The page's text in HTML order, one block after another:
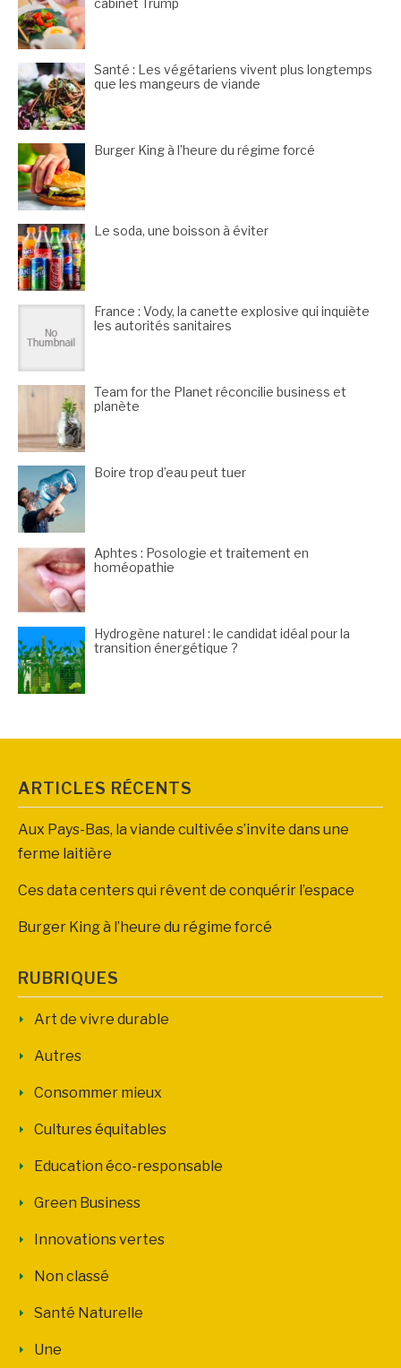
cabinet Trump
Santé : Les végétariens vivent plus longtemps
que les mangeurs de viande
Burger King à l’heure du régime forcé
Le soda, une boisson à éviter
France : Vody, la canette explosive qui inquiète
les autorités sanitaires
Team for the Planet réconcilie business et
planète
Boire trop d’eau peut tuer
Aphtes : Posologie et traitement en
homéopathie
Hydrogène naturel : le candidat idéal pour la
transition énergétique ?
ARTICLES RÉCENTS
Aux Pays-Bas, la viande cultivée s’invite dans une
ferme laitière
Ces data centers qui rêvent de conquérir l’espace
Burger King à l’heure du régime forcé
RUBRIQUES
Art de vivre durable
Autres
Consommer mieux
Cultures équitables
Education éco-responsable
Green Business
Innovations vertes
Non classé
Santé Naturelle
Une